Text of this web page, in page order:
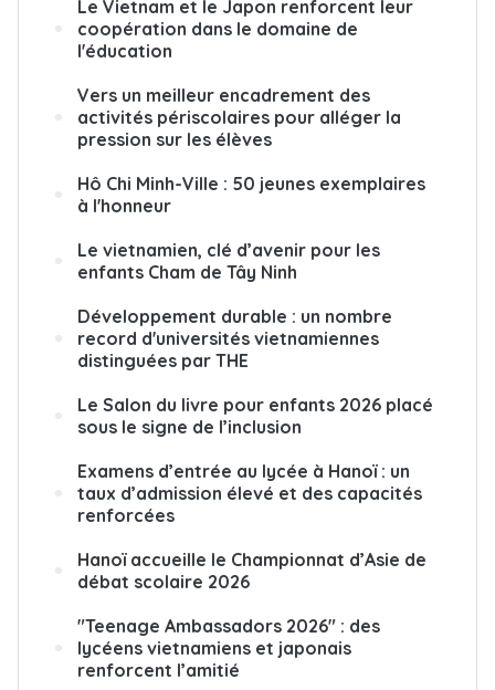
Le Vietnam et le Japon renforcent leur
coopération dans le domaine de
l'éducation
Vers un meilleur encadrement des
activités périscolaires pour alléger la
pression sur les élèves
Hô Chi Minh-Ville : 50 jeunes exemplaires
à l'honneur
Le vietnamien, clé d’avenir pour les
enfants Cham de Tây Ninh
Développement durable : un nombre
record d'universités vietnamiennes
distinguées par THE
Le Salon du livre pour enfants 2026 placé
sous le signe de l’inclusion
Examens d’entrée au lycée à Hanoï : un
taux d’admission élevé et des capacités
renforcées
Hanoï accueille le Championnat d’Asie de
débat scolaire 2026
"Teenage Ambassadors 2026" : des
lycéens vietnamiens et japonais
renforcent l’amitié